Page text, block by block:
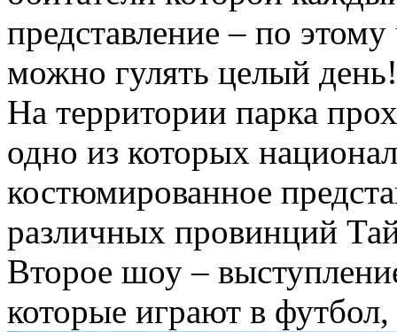
представление – по
можно гулять целый день!
На территории парка
одно из которых
костюмированное
различных провинций
Второе шоу –
которые играют в